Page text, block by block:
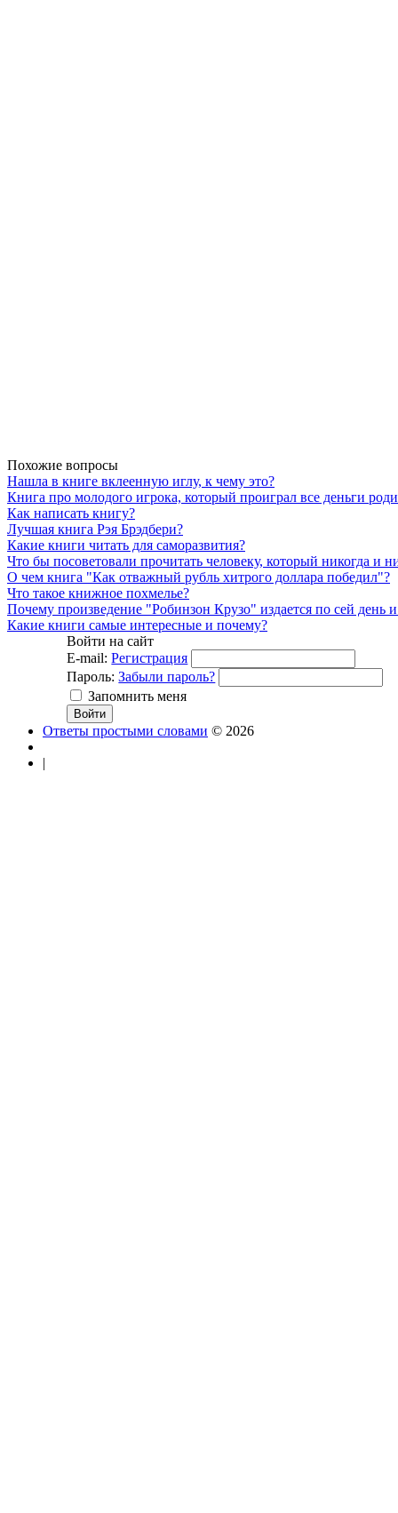
Похожие вопросы
Нашла в книге вклеенную иглу, к чему это?
Книга про молодого игрока, который проиграл все деньги
Как написать книгу?
Лучшая книга Рэя Брэдбери?
Какие книги читать для саморазвития?
Что бы посоветовали прочитать человеку, который никогда и
О чем книга "Как отважный рубль хитрого доллара победил"?
Что такое книжное похмелье?
Почему произведение "Робинзон Крузо" издается по сей день и
Какие книги самые интересные и почему?
Войти на сайт
E-mail: Регистрация
Пароль: Забыли пароль?
Запомнить меня
Ответы простыми словами © 2026
|